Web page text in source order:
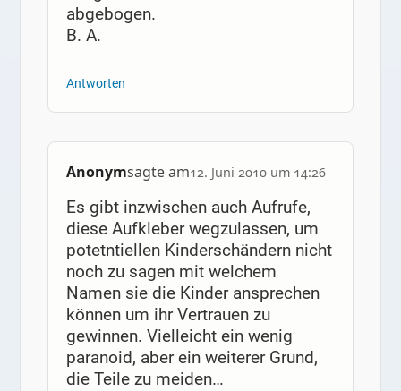
abgebogen.
B. A.
Antworten
Anonymsagte am12. Juni 2010 um 14:26
Es gibt inzwischen auch Aufrufe,
diese Aufkleber wegzulassen, um
potetntiellen Kinderschändern nicht
noch zu sagen mit welchem
Namen sie die Kinder ansprechen
können um ihr Vertrauen zu
gewinnen. Vielleicht ein wenig
paranoid, aber ein weiterer Grund,
die Teile zu meiden…